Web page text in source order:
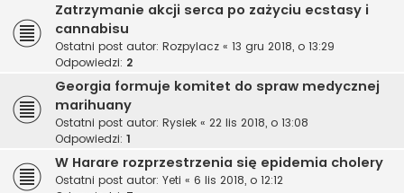
Zatrzymanie akcji serca po zażyciu ecstasy i
cannabisu
Ostatni post autor: Rozpylacz « 13 gru 2018, o 13:29
Odpowiedzi: 2
Georgia formuje komitet do spraw medycznej
marihuany
Ostatni post autor: Rysiek « 22 lis 2018, o 13:08
Odpowiedzi: 1
W Harare rozprzestrzenia się epidemia cholery
Ostatni post autor: Yeti « 6 lis 2018, o 12:12